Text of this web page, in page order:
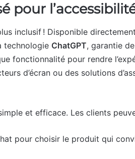
pour
inclusif ! Disponible
technologie ChatGPT, garantie
fonctionnalité pour rendre
d’écran ou des solutions
et efficace. Les clients
pour choisir le produit qui